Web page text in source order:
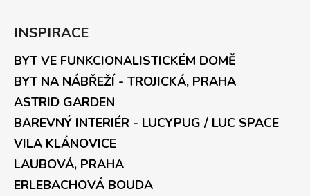
INSPIRACE
BYT VE FUNKCIONALISTICKÉM DOMĚ
BYT NA NÁBŘEŽÍ - TROJICKÁ, PRAHA
ASTRID GARDEN
BAREVNÝ INTERIÉR - LUCYPUG / LUC SPACE
VILA KLÁNOVICE
LAUBOVÁ, PRAHA
ERLEBACHOVÁ BOUDA